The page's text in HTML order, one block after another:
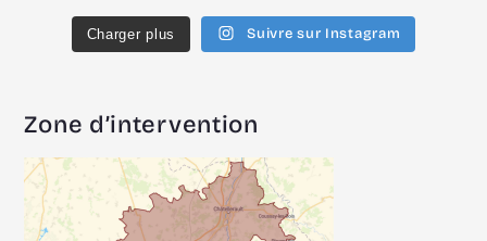
Charger plus Suivre sur Instagram
Zone d’intervention